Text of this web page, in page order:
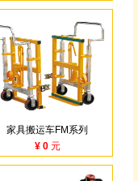
家具搬运车FM系列
¥ 0 元